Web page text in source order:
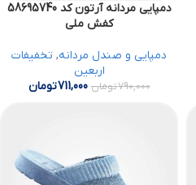
دمپایی مردانه آرتون کد 58695740
کفش ملی
دمپایی و صندل مردانه, تخفیفات
اربعین
790,000تومان 711,000تومان